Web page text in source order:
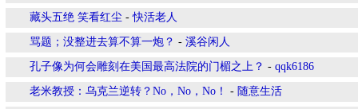
藏头五绝 笑看红尘 -快活老人
骂题；没整进去算不算一炮？ - 溪谷闲人
孔子像为何会雕刻在美国最高法院的门楣之上？ - qqk6186
老米教授：乌克兰逆转？No，No，No！ - 随意生活